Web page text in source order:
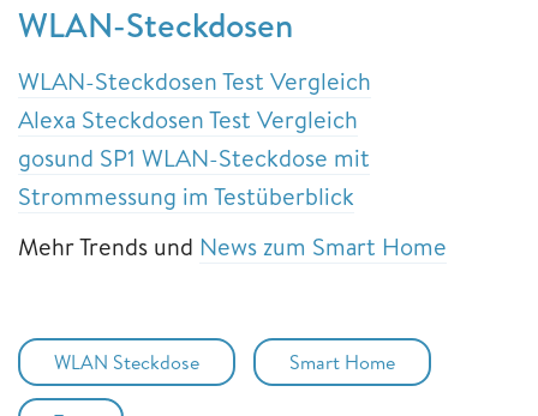
WLAN-Steckdosen
WLAN-Steckdosen Test Vergleich
Alexa Steckdosen Test Vergleich
gosund SP1 WLAN-Steckdose mit
Strommessung im Testüberblick
Mehr Trends und News zum Smart Home
WLAN Steckdose Smart Home